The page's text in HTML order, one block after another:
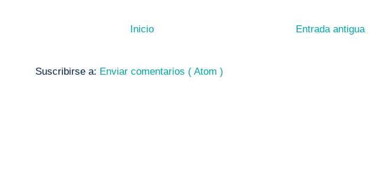
Entrada antigua
Inicio
Suscribirse a: Enviar comentarios ( Atom )